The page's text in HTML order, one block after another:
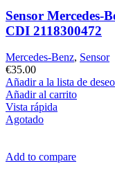
Sensor Mercedes-
CDI 2118300472
Mercedes-Benz, Sensor
€35.00
Añadir a la lista de
Añadir al carrito
Vista rápida
Agotado
Add to compare